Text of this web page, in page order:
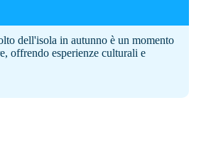
dell'isola in autunno è un momento
offrendo esperienze culturali e